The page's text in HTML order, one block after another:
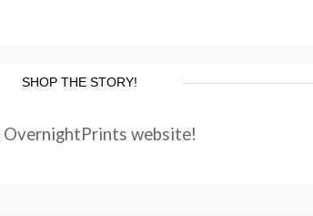
SHOP THE STORY!
website!